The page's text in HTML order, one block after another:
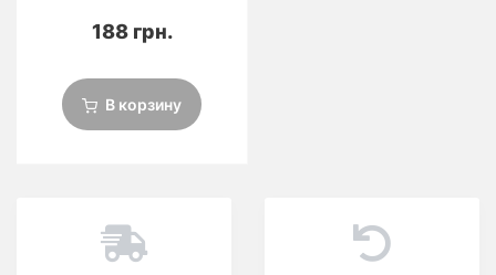
188 грн.
В корзину